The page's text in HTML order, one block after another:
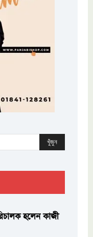
খুঁজুন
হলেন কাজী